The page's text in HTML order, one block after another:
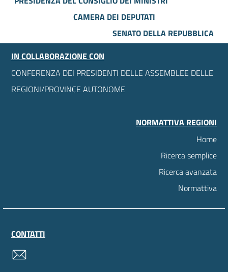
CAMERA DEI DEPUTATI
SENATO DELLA REPUBBLICA
IN COLLABORAZIONE CON
CONFERENZA DEI PRESIDENTI DELLE ASSEMBLEE DELLE
REGIONI/PROVINCE AUTONOME
NORMATTIVA REGIONI
Home
Ricerca semplice
Ricerca avanzata
Normattiva
CONTATTI